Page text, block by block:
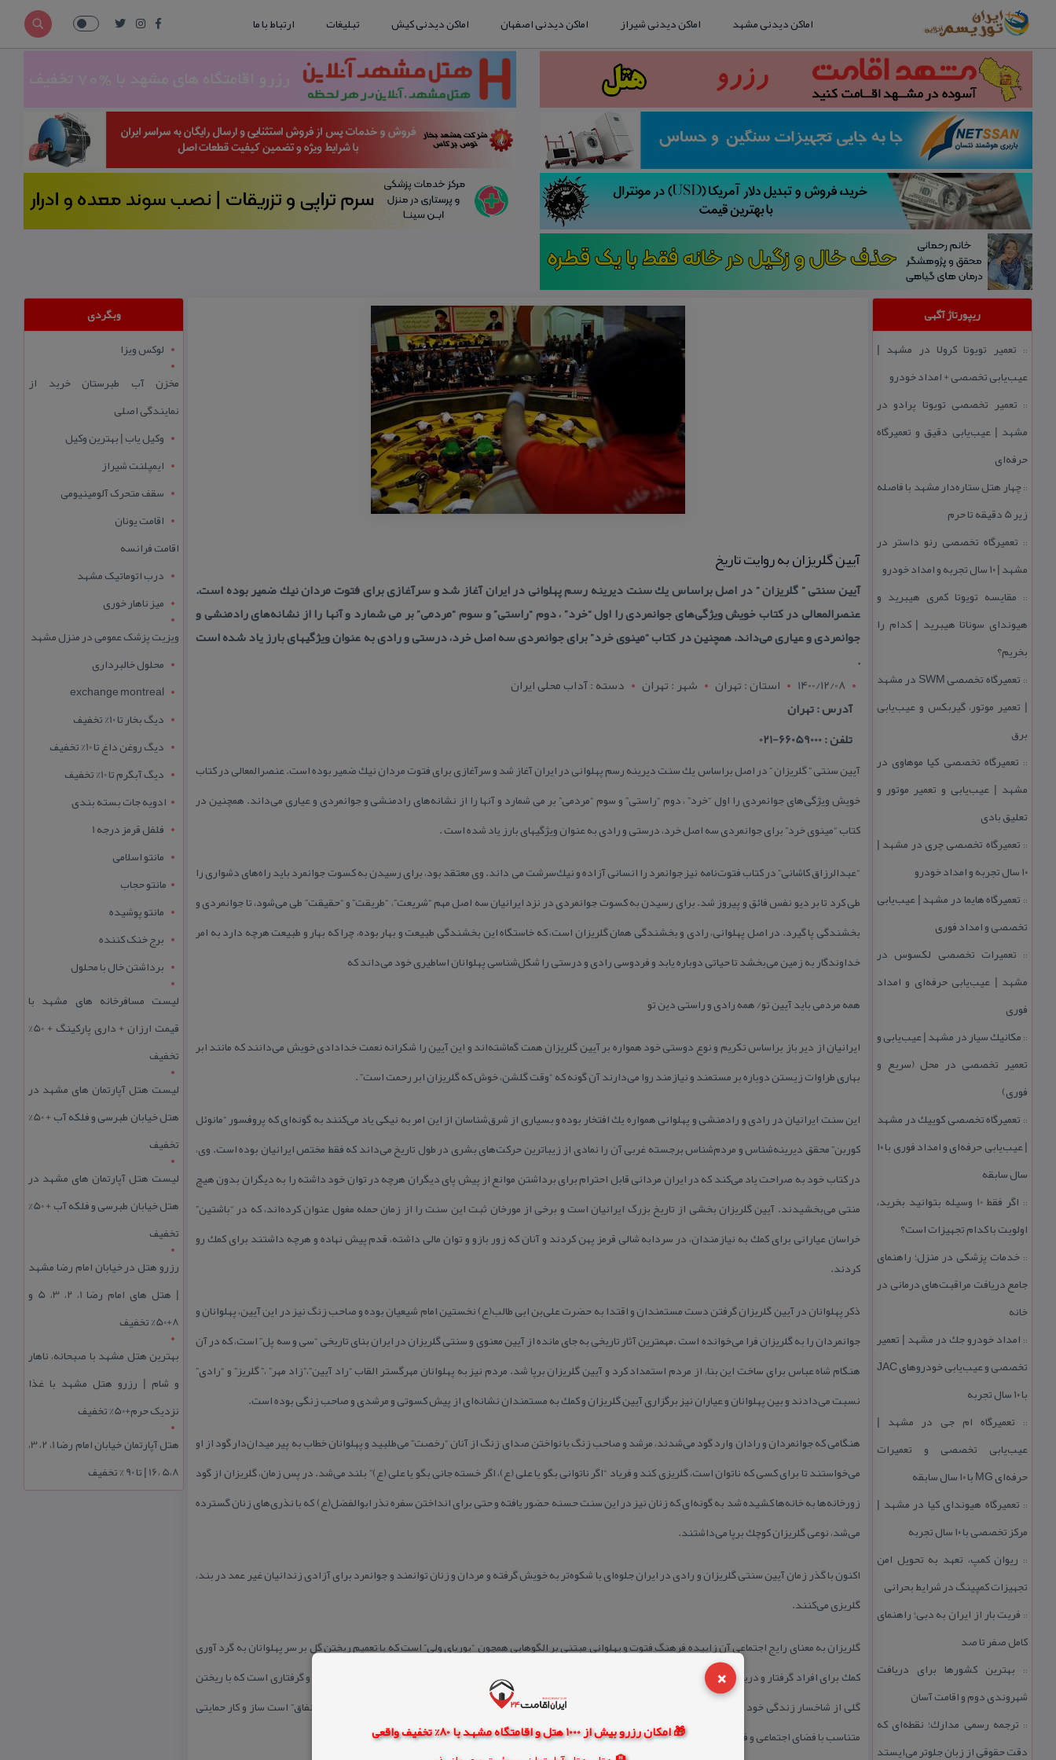
×
🎁 امکان رزرو بیش از 1000 هتل و اقامتگاه مشهد با 80% تخفیف واقعی
اماکن دیدنی مشهد اماکن دیدنی شیراز اماکن دیدنی اصفهان اماکن دیدنی کیش تبلیغات ارتباط با ما
ریپورتاژ آگهی
:: تعمیر تویوتا كرولا در مشهد |
عیب‌یابی تخصصی + امداد خودرو
:: تعمیر تخصصی تویوتا پرادو در
مشهد | عیب‌یابی دقیق و تعمیرگاه
حرفه‌ای
::چهار هتل‌ ستاره‌دار مشهد با فاصله
زیر 5 دقیقه تا حرم
:: تعمیرگاه تخصصی رنو داستر در
مشهد | ۱۰ سال تجربه و امداد خودرو
:: مقایسه تویوتا كمری هیبرید و
هیوندای سوناتا هیبرید | كدام را
بخریم؟
::
تعمیرگاه تخصصی SWM در مشهد
| تعمیر موتور، گیربكس و عیب‌یابی
برق
:: تعمیرگاه تخصصی كیا موهاوی در
مشهد | عیب‌یابی و تعمیر موتور و
تعلیق بادی
:: تعمیرگاه تخصصی چری در مشهد |
۱۰ سال تجربه و امداد خودرو
:: تعمیرگاه هایما در مشهد | عیب‌یابی
تخصصی و امداد فوری
:: تعمیرات تخصصی لكسوس در
مشهد | عیب‌یابی حرفه‌ای و امداد
فوری
:: مكانیك سیار در مشهد | عیب‌یابی و
تعمیر تخصصی در محل (سریع و
فوری)
:: تعمیرگاه تخصصی كوییك در مشهد
| عیب‌یابی حرفه‌ای و امداد فوری با ۱۰
سال سابقه
::
اگر فقط 10 وسیله بتوانید بخرید،
اولویت با كدام تجهیزات است؟
:: خدمات پزشكی در منزل؛ راهنمای
جامع دریافت مراقبت‌های درمانی در
خانه
:: امداد خودرو جك در مشهد | تعمیر
تخصصی و عیب‌یابی خودروهای JAC
با ۱۰ سال تجربه
:: تعمیرگاه ام جی در مشهد |
عیب‌یابی تخصصی و تعمیرات
حرفه‌ای MG با ۱۰ سال سابقه
:: تعمیرگاه هیوندای كیا در مشهد |
مركز تخصصی با ۱۰ سال تجربه
:: ریوان كمپ، تعهد به تحویل امن
تجهیزات كمپینگ در شرایط بحرانی
:: فریت بار از ایران به دبی؛ راهنمای
كامل صفر تا صد
:: بهترین كشورها برای دریافت
شهروندی دوم و اقامت آسان
:: ترجمه رسمی مدارك؛ نقطه‌ای كه
دقت حقوقی از زبان جلوتر می‌ایستد
آیین گلریزان به روایت تاریخ
آیین سنتی ” گلریزان ” در اصل براساس یك سنت دیرینه رسم پهلوانی در ایران آغاز شد و سرآغازی برای فتوت مردان نیك ضمیر بوده است.
عنصرالمعالی در كتاب خویش ویژگی‌های جوانمردی را اول “خرد” ، دوم “راستی” و سوم “مردمی” بر می شمارد و آنها را از نشانه‌های رادمنشی و
جوانمردی و عیاری می‌داند. همچنین در كتاب “مینوی خرد” برای جوانمردی سه اصل خرد، درستی و رادی به عنوان ویژگیهای بارز یاد شده است
.
1400/12/08
استان : تهران شهر : تهران
دسته : آداب محلی ایران
آدرس : تهران
تلفن : 66059000-021
آیین سنتی ” گلریزان ” در اصل براساس یك سنت دیرینه رسم پهلوانی در ایران آغاز شد و سرآغازی برای فتوت مردان نیك ضمیر بوده است. عنصرالمعالی در كتاب
خویش ویژگی‌های جوانمردی را اول “خرد” ، دوم “راستی” و سوم “مردمی” بر می شمارد و آنها را از نشانه‌های رادمنشی و جوانمردی و عیاری می‌داند. همچنین در
كتاب “مینوی خرد” برای جوانمردی سه اصل خرد، درستی و رادی به عنوان ویژگیهای بارز یاد شده است .
“عبدالرزاق كاشانی” در كتاب فتوت‌نامه نیز جوانمرد را انسانی آزاده و نیك‌سرشت می داند. وی معتقد بود، برای رسیدن به كسوت جوانمرد باید راه‌های دشواری را
طی كرد تا بر دیو نفس فائق و پیروز شد. برای رسیدن به كسوت جوانمردی در نزد ایرانیان سه اصل مهم “شریعت”، “طریقت” و “حقیقت” طی می‌شود، تا جوانمردی و
بخشندگی پا گیرد. در اصل پهلوانی، رادی و بخشندگی همان گلریزان است، كه خاستگاه این بخشندگی طبیعت و بهار بوده، چرا كه بهار و طبیعت هرچه دارد به امر
خداوندگار به زمین می‌بخشد تا حیاتی دوباره یابد و فردوسی رادی و درستی را شكل‌شناسی پهلوانان اساطیری خود می‌داند كه
همه مردمی باید آیین تو/ همه رادی و راستی دین تو
ایرانیان از دیر باز براساس تكریم و نوع دوستی خود همواره بر آیین گلریزان همت گماشته‌اند و این آیین را شكرانه نعمت خدادادی خویش می‌دانند كه مانند ابر
بهاری طراوات زیستن دوباره بر مستمند و نیازمند روا می‌دارند آن گونه كه “وقت گلشن، خوش كه گلریزان ابر رحمت است” .
این سنت ایرانیان در رادی و رادمنشی و پهلوانی همواره یك افتخار بوده و بسیاری از شرق‌شناسان از این امر به نیكی یاد می‌كنند به گونه‌ای كه پروفسور “مانوئل
كوربن” محقق دیرینه‌شناس و مردم‌شناس برجسته غربی آن را نمادی از زیباترین حركت‌های بشری در طول تاریخ می‌داند كه فقط مختص ایرانیان بوده است. وی،
در كتاب خود به صراحت یاد می‌كند كه در ایران مردانی قابل احترام برای برداشتن موانع ‌از پیش‌ پای دیگران هرچه در توان خود داشته را به دیگران بدون هیچ
منتی می‌بخشیدند. آیین گلریزان بخشی از تاریخ بزرگ ایرانیان است و برخی از مورخان ثبت این سنت را از زمان حمله مغول عنوان كرده‌اند، كه در “باشتین”
خراسان عیارانی برای كمك به نیازمندان، در سردابه‌ شالی قرمز پهن كردند و آنان كه زور بازو و توان مالی داشته، قدم پیش نهاده و هرچه داشتند برای كمك رو
كردند.
ذكر پهلوانان در آیین گلریزان گرفتن دست مستمندان و اقتدا به حضرت علی‌بن ابی طالب(ع) نخستین امام شیعیان بوده و صاحب زنگ نیز در این آیین، پهلوانان و
جوانمردان را به گلریزان فرا می‌خوانده است .مهمترین آثار تاریخی به جای مانده از آیین معنوی و سنتی گلریزان در ایران بنای تاریخی “سی و سه پل” است، كه در آن
هنگام شاه عباس برای ساخت این بنا، از مردم استمداد كرد و آیین گلریزان برپا شد. مردم نیز به پهلوانان مهرگستر القاب “راد آیین”،”زاد مهر” ،” گلریز” و “رادی”
نسبت می‌دادند و بین پهلوانان و عیاران نیز برگزاری آیین گلریزان و كمك به مستمندان نشانه‌ای از پیش كسوتی و مرشدی و صاحب زنگی بوده است.
هنگامی كه جوانمردان و رادان وارد گود می‌شدند، مرشد و صاحب زنگ با نواختن صدای زنگ از آنان “رخصت” می‌طلبید و پهلوانان خطاب به پیر میدان‌دار گود از او
می‌خواستند تا برای كسی كه ناتوان است، گلریزی كند و فریاد “اگر ناتوانی بگو یا علی (ع)، اگر خسته جانی بگو یا علی (ع)” بلند می‌شد. در پس زمان، گلریزان از گود
زورخانه‌ها به خانه‌ها كشیده شد به گونه‌ای كه زنان نیز در این سنت حسنه حضور یافته و حتی برای انداختن سفره نذر ابوالفضل(ع) كه با نذری‌های زنان گسترده
می‌شد، نوعی گلریزان كوچك برپا می‌داشتند.
اكنون با گذر زمان آیین سنتی گلریزان و رادی در ایران جلوه‌ای با شكوه‌تر به‌ خویش گرفته و مردان و زنان توانمند و جوانمرد برای آزادی زندانیان غیر عمد در بند،
گلریزی می‌كنند.
گلریزان به معنای رایج اجتماعی آن زاییده فرهنگ فتوت و پهلوانی مبتنی بر الگوهایی همچون “پوریای ولی” است كه با تعمیم ریختن گل بر سر پهلوانان به گرد آوری
كمك برای افراد گرفتار و دربند گسترش معنا یافته است. گلریزان به واقع ریختن و ایجاد گل زندگی و امید در چله سرما رنج و سختی و گرفتاری است كه با ریختن
گلی از شاخسار زندگی خود باغ بقا و بهار وصل را به خانواده‌های در رنج هدیه می‌كنند. این مفهوم كه تجلی اجرایی دستور دینی “انفاق” است ساز و كار حمایتی
متناسب با فضای اجتماعی و فرهنگی زندگی گذشته ایرانیان و نهادهای اجتماعی موجود آن دوره بوده است.
وبگردی
لوکس ویزا
مخزن آب طبرستان خرید از
نمایندگی اصلی
وکیل یاب | بهترین وکیل
ایمپلنت شیراز
سقف متحرک آلومینیومی
اقامت یونان
اقامت فرانسه
درب اتوماتیک مشهد
میز ناهار خوری
ویزیت پزشک عمومی در منزل مشهد
محلول خالبرداری
exchange montreal
دیگ بخار تا 10% تخفیف
دیگ روغن داغ تا 10% تخفیف
دیگ آبگرم تا 10% تخفیف
ادویه جات بسته بندی
فلفل قرمز درجه 1
مانتو اسلامی
مانتو حجاب
مانتو پوشیده
برج خنک کننده
برداشتن خال با محلول
لیست مسافرخانه های مشهد با
قیمت ارزان + داری پارکینگ + 50%
تخفیف
لیست هتل آپارتمان های مشهد در
هتل خیابان طبرسی و فلکه آب + 50%
تخفیف
لیست هتل آپارتمان های مشهد در
هتل خیابان طبرسی و فلکه آب + 50%
تخفیف
رزرو هتل در خیابان امام رضا مشهد
| هتل‌ های امام رضا 1، 2، 3، 5 و
8+50% تخفیف
بهترین هتل مشهد با صبحانه، ناهار
و شام | رزرو هتل مشهد با غذا
نزدیک حرم+50% تخفیف
هتل آپارتمان خیابان امام رضا 1، 2، 3،
5،8 ،16 | تا 90 % تخفیف